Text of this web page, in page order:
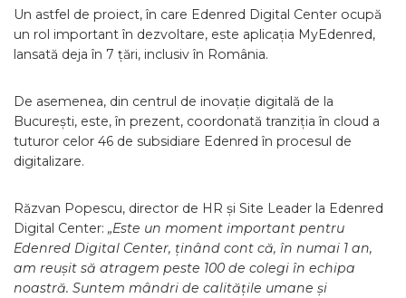
Un astfel de proiect, în care Edenred Digital Center ocupă
un rol important în dezvoltare, este aplicația MyEdenred,
lansată deja în 7 țări, inclusiv în România.
De asemenea, din centrul de inovație digitală de la
București, este, în prezent, coordonată tranziția în cloud a
tuturor celor 46 de subsidiare Edenred în procesul de
digitalizare.
Răzvan Popescu, director de HR și Site Leader la Edenred
Digital Center: „Este un moment important pentru
Edenred Digital Center, ținând cont că, în numai 1 an,
am reușit să atragem peste 100 de colegi în echipa
noastră. Suntem mândri de calitățile umane și